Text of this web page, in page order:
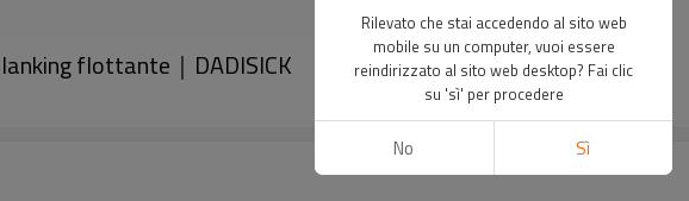
flottante｜DADISICK
Rilevato che stai accedendo al sito web
mobile su un computer, vuoi essere
reindirizzato al sito web desktop? Fai clic
su 'sì' per procedere
No Sì